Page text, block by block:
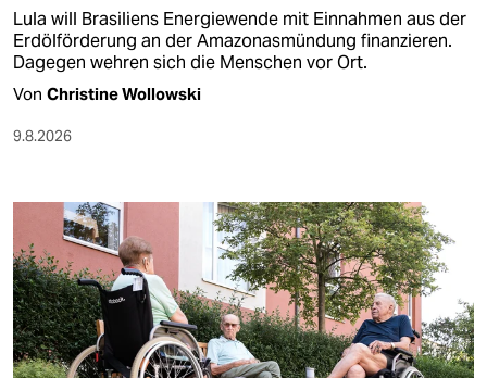
Lula will Brasiliens Energiewende mit Einnahmen aus der
Erdölförderung an der Amazonasmündung finanzieren.
Dagegen wehren sich die Menschen vor Ort.
Von Christine Wollowski
9.8.2026